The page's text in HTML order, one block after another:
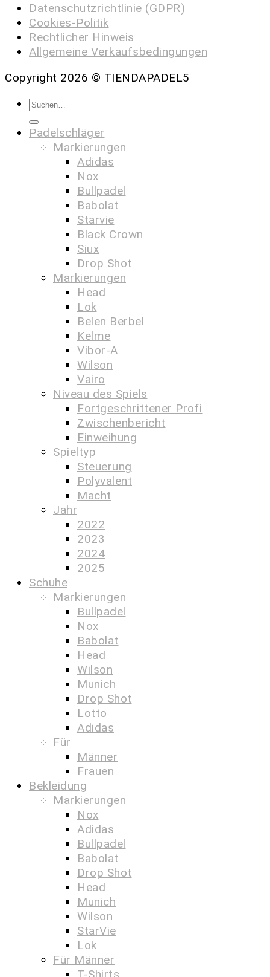
Datenschutzrichtlinie (GDPR)
Cookies-Politik
Rechtlicher Hinweis
Allgemeine Verkaufsbedingungen
Copyright 2026 © TIENDAPADEL5
Padelschläger
Markierungen
Adidas
Nox
Bullpadel
Babolat
Starvie
Black Crown
Siux
Drop Shot
Markierungen
Head
Lok
Belen Berbel
Kelme
Vibor-A
Wilson
Vairo
Niveau des Spiels
Fortgeschrittener Profi
Zwischenbericht
Einweihung
Spieltyp
Steuerung
Polyvalent
Macht
Jahr
2022
2023
2024
2025
Schuhe
Markierungen
Bullpadel
Nox
Babolat
Head
Wilson
Munich
Drop Shot
Lotto
Adidas
Für
Männer
Frauen
Bekleidung
Markierungen
Nox
Adidas
Bullpadel
Babolat
Drop Shot
Head
Munich
Wilson
StarVie
Lok
Für Männer
T-Shirts